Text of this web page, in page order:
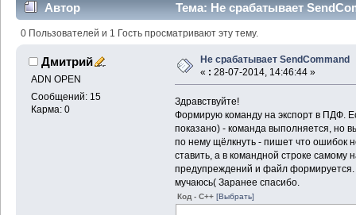
Автор Тема: Не срабатывает
0 Пользователей и 1 Гость просматривают эту тему.
Дмитрий
ADN OPEN
Сообщений: 15
Карма: 0
Не срабатывает SendCommand
« : 28-07-2014, 14:46:44 »
Здравствуйте!
Формирую команду на экспорт в ПДФ.
показано) - команда выполняется, но
по нему щёлкнуть - пишет что ошибок
ставить, а в командной строке самому
предупреждений и файл
мучаюсь( Заранее спасибо.
Код - C++ [Выбрать]